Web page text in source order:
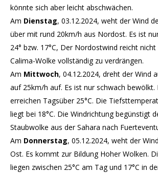
könnte sich aber leicht abschwächen.
Am Dienstag, 03.12.2024, weht der Wind
über mit rund 20km/h aus Nordost. Es ist
24° bzw. 17°C, Der Nordostwind reicht
Calima-Wolke vollständig zu verdrängen.
Am Mittwoch, 04.12.2024, dreht der Wind
auf 25km/h auf. Es ist nur schwach
erreichen Tagsüber 25°C. Die
liegt bei 18°C. Die Windrichtung begünstigt
Staubwolke aus der Sahara nach
Am Donnerstag, 05.12.2024, weht der
Ost. Es kommt zur Bildung Hoher Wolken.
liegen zwischen 25°C am Tag und 17°C in